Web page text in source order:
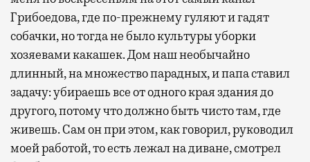
Грибоедова, где по-прежнему гуляют и гадят
собачки, но тогда не было культуры уборки
хозяевами какашек. Дом наш необычайно
длинный, на множество парадных, и папа ставил
задачу: убираешь все от одного края здания до
другого, потому что должно быть чисто там, где
живешь. Сам он при этом, как говорил, руководил
моей работой, то есть лежал на диване, смотрел